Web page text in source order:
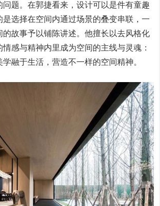
问题。在郭捷看来，设计可以是件有童趣
是选择在空间内通过场景的叠变串联，一
的故事予以铺陈讲述。他擅长以去风格化
感与精神内里成为空间的主线与灵魂：
融于生活，营造不一样的空间精神。